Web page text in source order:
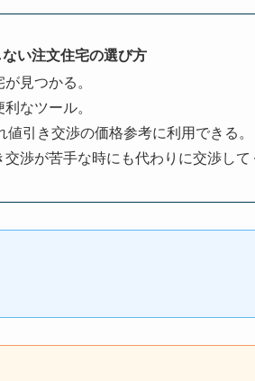
ない注文住宅の選び方
見つかる。
なツール。
引き交渉の価格参考に利用できる。
交渉が苦手な時にも代わりに交渉して